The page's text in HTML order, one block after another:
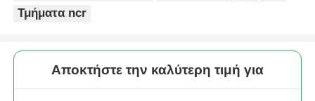
Τμήματα ncr
Αποκτήστε την καλύτερη τιμή για